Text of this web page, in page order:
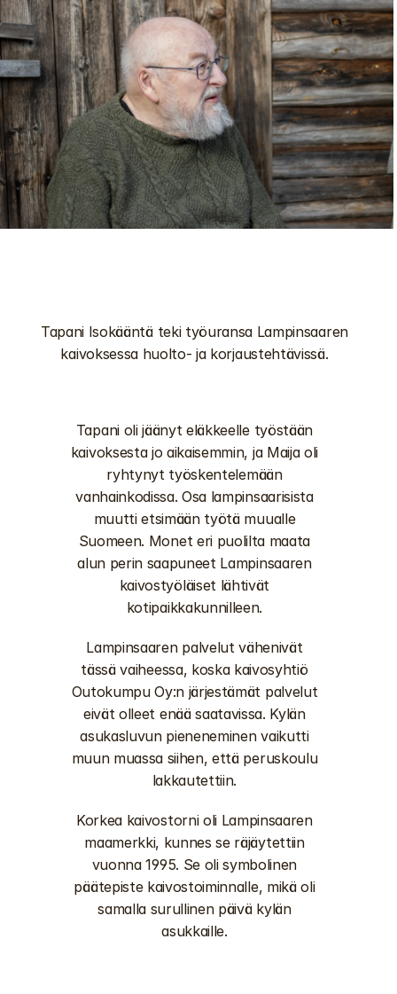
Tapani Isokääntä teki työuransa Lampinsaaren
kaivoksessa huolto- ja korjaustehtävissä.
Tapani oli jäänyt eläkkeelle työstään
kaivoksesta jo aikaisemmin, ja Maija oli
ryhtynyt työskentelemään
vanhainkodissa. Osa lampinsaarisista
muutti etsimään työtä muualle
Suomeen. Monet eri puolilta maata
alun perin saapuneet Lampinsaaren
kaivostyöläiset lähtivät
kotipaikkakunnilleen.
Lampinsaaren palvelut vähenivät
tässä vaiheessa, koska kaivosyhtiö
Outokumpu Oy:n järjestämät palvelut
eivät olleet enää saatavissa. Kylän
asukasluvun pieneneminen vaikutti
muun muassa siihen, että peruskoulu
lakkautettiin.
Korkea kaivostorni oli Lampinsaaren
maamerkki, kunnes se räjäytettiin
vuonna 1995. Se oli symbolinen
päätepiste kaivostoiminnalle, mikä oli
samalla surullinen päivä kylän
asukkaille.